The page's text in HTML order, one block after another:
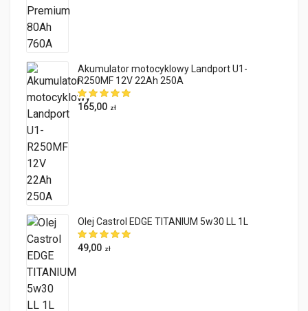
Akumulator motocyklowy Landport U1-
R250MF 12V 22Ah 250A
165,00 zł
Olej Castrol EDGE TITANIUM 5w30 LL 1L
49,00 zł